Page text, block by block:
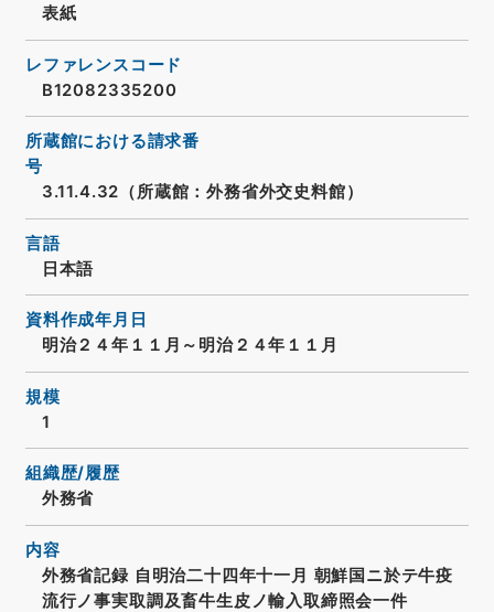
表紙
レファレンスコード
B12082335200
所蔵館における請求番
号
3.11.4.32（所蔵館：外務省外交史料館）
言語
日本語
資料作成年月日
明治２４年１１月～明治２４年１１月
規模
1
組織歴/履歴
外務省
内容
外務省記録 自明治二十四年十一月 朝鮮国ニ於テ牛疫
流行ノ事実取調及畜牛生皮ノ輸入取締照会一件